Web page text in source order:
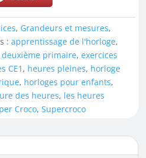
, Grandeurs et mesures,
: apprentissage de l'horloge,
deuxième primaire, exercices
CE1 , heures pleines, horloge
, horloges pour enfants,
des heures, les heures
Croco, Supercroco